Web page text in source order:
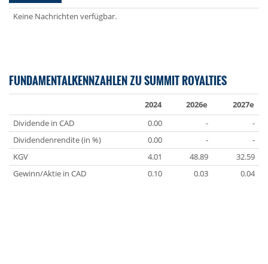
Keine Nachrichten verfügbar.
FUNDAMENTALKENNZAHLEN ZU SUMMIT ROYALTIES
2024 2026e
2027e
Dividende in CAD
0.00 -
-
Dividendenrendite (in %)
0.00 -
-
KGV
4.01 48.89
32.59
Gewinn/Aktie in CAD
0.10 0.03 0.04